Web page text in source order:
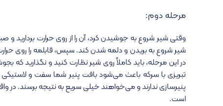
مرحله دوم:
وقتی شیر شروع به جوشیدن کرد، آن را از روی حرارت بردارید و
شیر شروع به بریدن و دلمه شدن کند. سپس، قابلمه را روی
در این مرحله، باید کاملاً روی شیر نظارت کنید و نگذارید که
تبریزی با سرکه باعث می‌شود بافت پنیر شما سفت و
پنیرسازی ندارند و می‌خواهند خیلی سریع به نتیجه برسند. در
است.